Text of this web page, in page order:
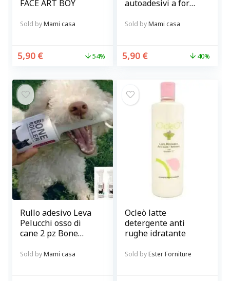
FACE ART BOY
Sold byMami casa
5,90 € 54%
autoadesivi a forma
Sold byMami casa
5,90 € 40%
Rullo adesivo Leva
Pelucchi osso di
cane 2 pz Bone
Sold byMami casa
Ocleò latte
detergente anti
rughe idratante
Sold byEster Forniture